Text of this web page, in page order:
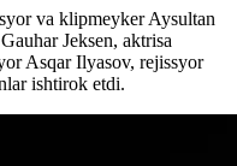
va klipmeyker Aysultan
Jeksen, aktrisa
Asqar Ilyasov, rejissyor
ishtirok etdi.